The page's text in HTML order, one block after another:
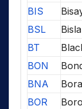
BIS
BSL
BT
BON
BNA
BOR